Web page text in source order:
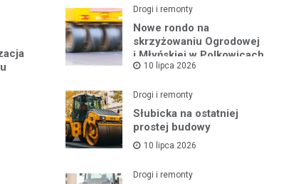
Drogi i remonty
Nowe rondo na
skrzyżowaniu Ogrodowej
i Młyńskiej w Polkowicach
10 lipca 2026
Drogi i remonty
Słubicka na ostatniej
prostej budowy
10 lipca 2026
Drogi i remonty